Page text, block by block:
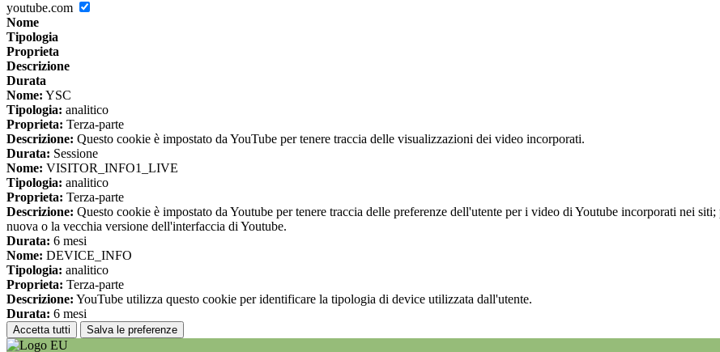
youtube.com
Nome
Tipologia
Proprieta
Descrizione
Durata
Nome: YSC
Tipologia: analitico
Proprieta: Terza-parte
Descrizione: Questo cookie è impostato da YouTube per tenere traccia delle visualizzazioni dei video incorporati.
Durata: Sessione
Nome: VISITOR_INFO1_LIVE
Tipologia: analitico
Proprieta: Terza-parte
Descrizione: Questo cookie è impostato da Youtube per tenere traccia delle preferenze dell'utente per i video di Youtube incorporati nei
nuova o la vecchia versione dell'interfaccia di Youtube.
Durata: 6 mesi
Nome: DEVICE_INFO
Tipologia: analitico
Proprieta: Terza-parte
Descrizione: YouTube utilizza questo cookie per identificare la tipologia di device utilizzata dall'utente.
Durata: 6 mesi
Accetta tutti Salva le preferenze